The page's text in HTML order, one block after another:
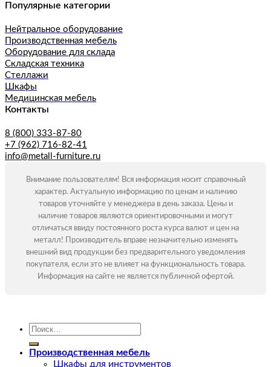
Популярные категории
Нейтральное оборудование
Производственная мебель
Оборудование для склада
Складская техника
Стеллажи
Шкафы
Медицинская мебель
Контакты
8 (800) 333-87-80
+7 (962) 716-82-41
info@metall-furniture.ru
Внимание пользователям! Вся информация носит справочный
характер. Актуальную информацию по ценам и наличию
товаров уточняйте у менеджера в день заказа. Цены и
наличие товаров являются ориентировочными и могут
отличаться ввиду постоянного роста курса валют и цен на
металл! Производитель вправе незначительно изменять
внешний вид продукции без предварительного уведомления
покупателя, если это не влияет на функциональность товара.
Информация на сайте не является публичной офертой.
Искать:
Производственная мебель
Шкафы для инструментов